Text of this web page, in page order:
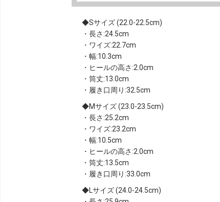
Sサイズ (22.0-22.5cm)
・長さ:24.5cm
・ワイズ:22.7cm
・幅:10.3cm
・ヒールの高さ:2.0cm
・筒丈:13.0cm
・履き口周り:32.5cm
Mサイズ (23.0-23.5cm)
・長さ:25.2cm
・ワイズ:23.2cm
・幅:10.5cm
・ヒールの高さ:2.0cm
・筒丈:13.5cm
・履き口周り:33.0cm
Lサイズ (24.0-24.5cm)